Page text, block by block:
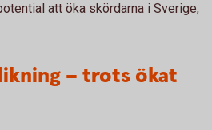
att öka skördarna i Sverige,
– trots ökat